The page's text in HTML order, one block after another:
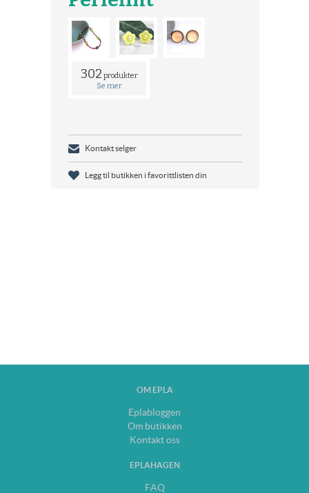
302 produkter
Se mer
Kontakt selger
Legg til butikken i favorittlisten din
OM EPLA
Eplabloggen
Om butikken
Kontakt oss
EPLAHAGEN
FAQ